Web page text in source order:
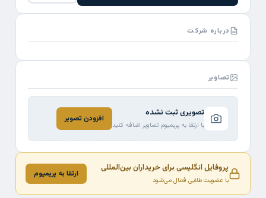
درباره شرکت
تصاویر
تصویری ثبت نشده
با ارتقا به پریمیوم تصاویر اضافه کنید
افزودن تصویر
پروفایل انگلیسی برای خریداران بین‌المللی
با عضویت طلایی فعال می‌شود
ارتقا به پریمیوم